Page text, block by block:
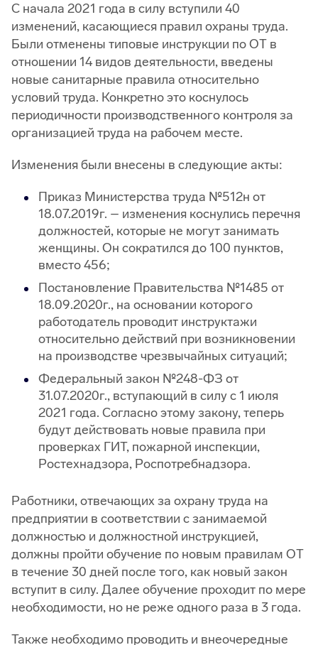
С начала 2021 года в силу вступили 40
изменений, касающиеся правил охраны труда.
Были отменены типовые инструкции по ОТ в
отношении 14 видов деятельности, введены
новые санитарные правила относительно
условий труда. Конкретно это коснулось
периодичности производственного контроля за
организацией труда на рабочем месте.
Изменения были внесены в следующие акты:
Приказ Министерства труда №512н от
18.07.2019г. – изменения коснулись перечня
должностей, которые не могут занимать
женщины. Он сократился до 100 пунктов,
вместо 456;
Постановление Правительства №1485 от
18.09.2020г., на основании которого
работодатель проводит инструктажи
относительно действий при возникновении
на производстве чрезвычайных ситуаций;
Федеральный закон №248-ФЗ от
31.07.2020г., вступающий в силу с 1 июля
2021 года. Согласно этому закону, теперь
будут действовать новые правила при
проверках ГИТ, пожарной инспекции,
Ростехнадзора, Роспотребнадзора.
Работники, отвечающих за охрану труда на
предприятии в соответствии с занимаемой
должностью и должностной инструкцией,
должны пройти обучение по новым правилам ОТ
в течение 30 дней после того, как новый закон
вступит в силу. Далее обучение проходит по мере
необходимости, но не реже одного раза в 3 года.
Также необходимо проводить и внеочередные